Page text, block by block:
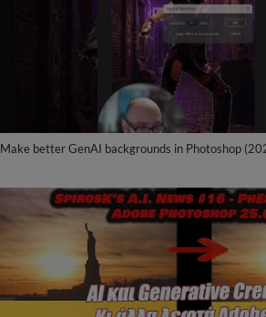
Make better GenAI backgrounds in Photoshop